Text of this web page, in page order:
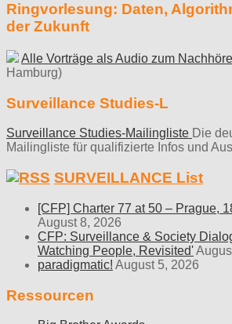
Ringvorlesung: Daten,
der Zukunft
Alle Vorträge als Audio zum
Hamburg)
Surveillance Studies-L
Surveillance Studies-Mailingliste Die
Mailingliste für qualifizierte Infos und
SURVEILLANCE List
[CFP] Charter 77 at 50 – Prague,
August 8, 2026
CFP: Surveillance & Society
Watching People, Revisited'
paradigmatic! August 5, 2026
Ressourcen